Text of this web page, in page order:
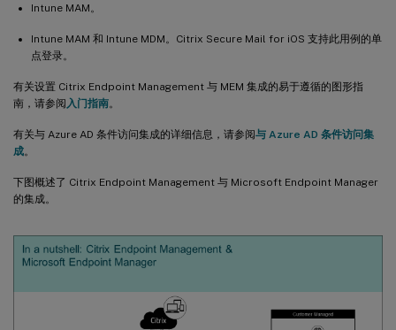
Intune MAM。
Intune MAM 和 Intune MDM。Citrix Secure Mail for iOS 支持此用例的单
点登录。
有关设置 Citrix Endpoint Management 与 MEM 集成的易于遵循的图形指
南，请参阅 入门指南。
有关与 Azure AD 条件访问集成的详细信息，请参阅与 Azure AD 条件访问集
成。
下图概述了 Citrix Endpoint Management 与 Microsoft Endpoint Manager
的集成。